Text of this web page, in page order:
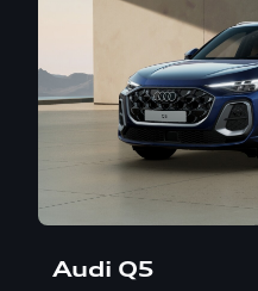
Audi Q5